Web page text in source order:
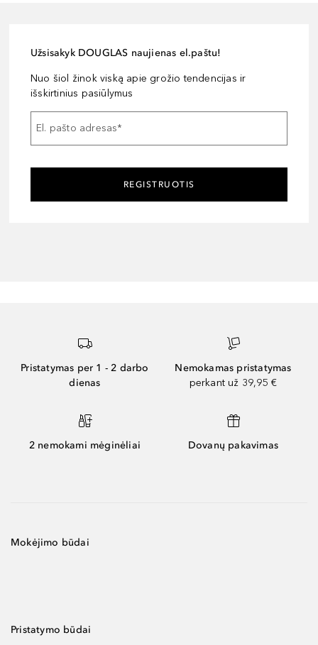
Užsisakyk DOUGLAS naujienas el.paštu!
Nuo šiol žinok viską apie grožio tendencijas ir
išskirtinius pasiūlymus
El. pašto adresas*
REGISTRUOTIS
Pristatymas per 1 - 2 darbo
dienas
Nemokamas pristatymas
perkant už 39,95 €
2 nemokami mėginėliai Dovanų pakavimas
Mokėjimo būdai
Pristatymo būdai